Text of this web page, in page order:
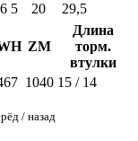
5 20 29,5
ZM
Длина
торм.
втулки
1040 15 / 14
/ назад